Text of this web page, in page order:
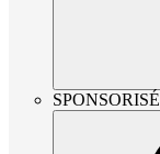
SPONSORISÉ